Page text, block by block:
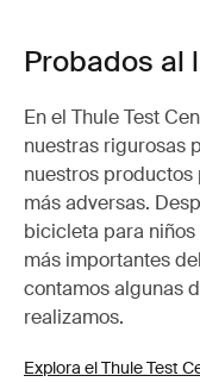
Probados al
En el Thule Test
nuestras rigurosas
nuestros
más adversas.
bicicleta para
más importantes
contamos algunas
realizamos.
Explora el Thule Test